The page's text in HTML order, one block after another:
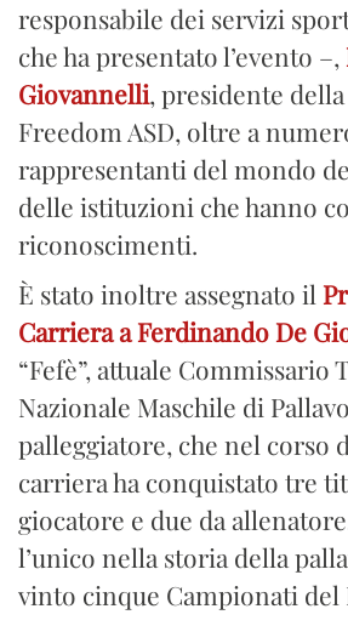
responsabile dei servizi
che ha presentato l’evento –,
Giovannelli, presidente
Freedom ASD, oltre a
rappresentanti del mondo
delle istituzioni che hanno
riconoscimenti.
È stato inoltre assegnato il
Carriera a Ferdinando De
“Fefè”, attuale Commissario
Nazionale Maschile di
palleggiatore, che nel corso
carriera ha conquistato tre
giocatore e due da
l’unico nella storia della
vinto cinque Campionati del